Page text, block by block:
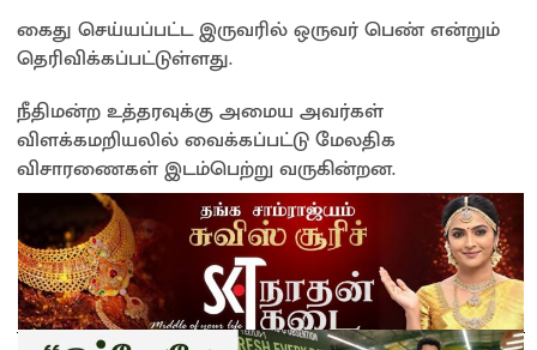
கைது செய்யப்பட்ட இருவரில் ஒருவர் பெண் என்றும்
தெரிவிக்கப்பட்டுள்ளது.
நீதிமன்ற உத்தரவுக்கு அமைய அவர்கள்
விளக்கமறியலில் வைக்கப்பட்டு மேலதிக
விசாரணைகள் இடம்பெற்று வருகின்றன.